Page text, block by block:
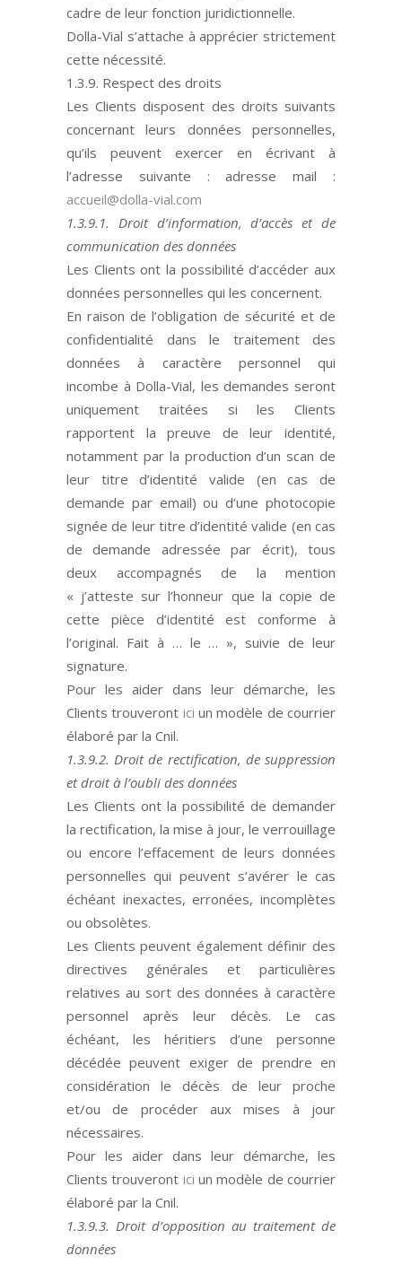
cadre de leur fonction juridictionnelle.
Dolla-Vial s’attache à apprécier strictement
cette nécessité.
1.3.9. Respect des droits
Les Clients disposent des droits suivants
concernant leurs données personnelles,
qu’ils peuvent exercer en écrivant à
l’adresse suivante :adresse mail :
accueil@dolla-vial.com
1.3.9.1. Droit d’information, d’accès et de
communication des données
Les Clients ont la possibilitéd’accéder aux
données personnelles qui les concernent.
En raison de l’obligation de sécurité et de
confidentialité dans le traitement des
données à caractère personnel qui
incombe à Dolla-Vial, les demandes seront
uniquement traitées si les Clients
rapportent la preuve de leur identité,
notamment par la production d’un scan de
leur titre d’identité valide (en cas de
demande par email) ou d’une photocopie
signée de leur titre d’identité valide (en cas
de demande adressée par écrit), tous
deux accompagnés de la mention
« j’atteste sur l’honneur que la copie de
cette pièce d’identité est conforme à
l’original. Fait à … le … », suivie de leur
signature.
Pour les aider dans leur démarche, les
Clients trouveront ici un modèle de courrier
élaboré par la Cnil.
1.3.9.2. Droit de rectification, de suppression
et droit à l’oubli des données
Les Clients ont la possibilité de demander
la rectification, la mise à jour, le verrouillage
ou encore l’effacement de leurs données
personnelles qui peuvent s’avérer le cas
échéant inexactes, erronées, incomplètes
ou obsolètes.
Les Clients peuvent égalementdéfinir des
directives générales et particulières
relatives au sort des données à caractère
personnel après leur décès. Le cas
échéant, les héritiers d’une personne
décédée peuvent exiger de prendre en
considération le décès de leur proche
et/ou de procéder aux mises à jour
nécessaires.
Pour les aider dans leur démarche, les
Clients trouveront ici un modèle de courrier
élaboré par la Cnil.
1.3.9.3. Droit d’opposition au traitement de
données